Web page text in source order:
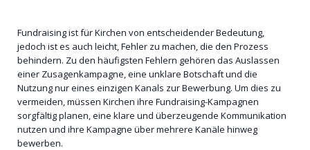
Fundraising ist für Kirchen von entscheidender Bedeutung,
jedoch ist es auch leicht, Fehler zu machen, die den Prozess
behindern. Zu den häufigsten Fehlern gehören das Auslassen
einer Zusagenkampagne, eine unklare Botschaft und die
Nutzung nur eines einzigen Kanals zur Bewerbung. Um dies zu
vermeiden, müssen Kirchen ihre Fundraising-Kampagnen
sorgfältig planen, eine klare und überzeugende Kommunikation
nutzen und ihre Kampagne über mehrere Kanäle hinweg
bewerben.